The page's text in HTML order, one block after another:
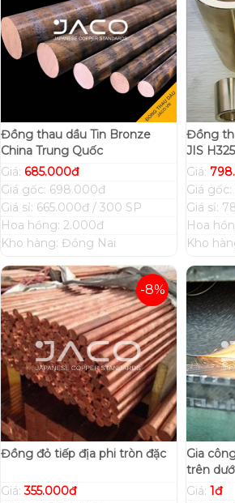
Đồng thau dầu Tin Bronze
China Trung Quốc
Giá: 685.000đ
Giá gốc: 698.000đ
Giá sỉ: 665.000đ / 300 SP
Hoa hồng: 2.000đ
Kho hàng: Đồng Nai
Đồng
JIS
Giá:
Giá
Giá sỉ:
Hoa
Kho
-8%
Đồng đỏ tiếp địa phi tròn đặc
Giá:355.000đ
Gia
trên
Giá: 1đ